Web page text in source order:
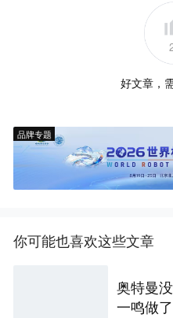
好文章，
品牌专题
你可能也喜欢这些文章
奥特曼
一鸣做了